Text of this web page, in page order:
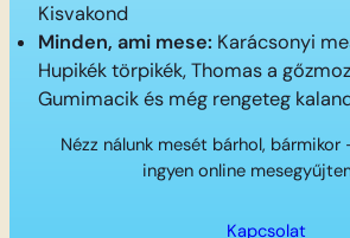
Kisvakond
Minden, ami mese: Karácsonyi
Hupikék törpikék, Thomas a
Gumimacik és még rengeteg
Nézz nálunk mesét bárhol, bármikor
ingyen online
Kapcsolat